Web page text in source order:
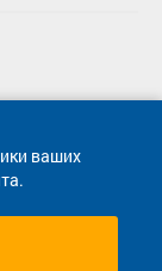
ваших